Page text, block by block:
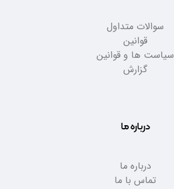
سوالات متداول
قوانین
سیاست ها و قوانین
گزارش
درباره ما
درباره ما
تماس با ما